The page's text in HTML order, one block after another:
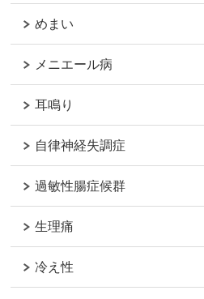
めまい
メニエール病
耳鳴り
自律神経失調症
過敏性腸症候群
生理痛
冷え性